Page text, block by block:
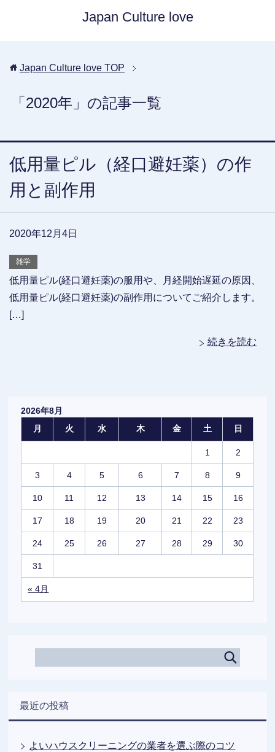
Japan Culture love
Japan Culture love TOP
「2020年」の記事一覧
低用量ピル（経口避妊薬）の作
用と副作用
2020年12月4日
雑学
低用量ピル(経口避妊薬)の服用や、月経開始遅延の原因、
低用量ピル(経口避妊薬)の副作用についてご紹介します。
[…]
続きを読む
2026年8月
月
火 水 木 金 土 日
« 4月
1 2
3 4 5 6 7 8 9
10 11 12 13 14 15 16
17 18 19 20 21 22 23
24 25 26 27 28 29 30
31
最近の投稿
よいハウスクリーニングの業者を選ぶ際のコツ